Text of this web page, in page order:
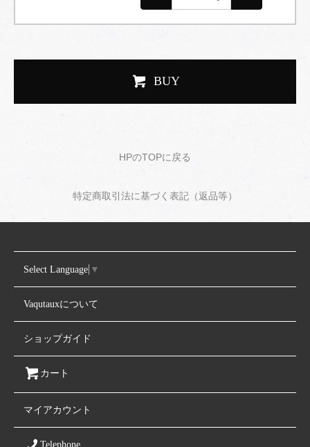
BUY
HPのTOPに戻る
特定商取引法に基づく表記（返品等）
Select Language ▼
Vaqutauxについて
ショップガイド
カート
マイアカウント
Telephone